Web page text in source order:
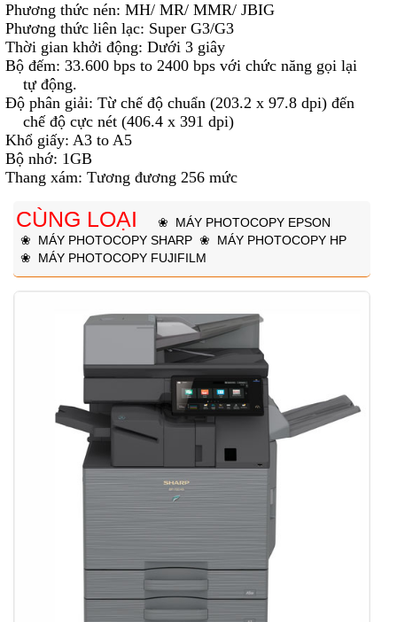
thức nén: MH/ MR/ MMR/ JBIG
thức liên lạc: Super G3/G3
gian khởi động: Dưới 3 giây
đếm: 33.600 bps to 2400 bps với chức năng gọi lại
tự động.
phân giải: Từ chế độ chuẩn (203.2 x 97.8 dpi) đến
chế độ cực nét (406.4 x 391 dpi)
giấy: A3 to A5
nhớ: 1GB
xám: Tương đương 256 mức
CÙNG LOẠI ❀ MÁY PHOTOCOPY EPSON
❀ MÁY PHOTOCOPY SHARP ❀ MÁY PHOTOCOPY HP
❀ MÁY PHOTOCOPY FUJIFILM